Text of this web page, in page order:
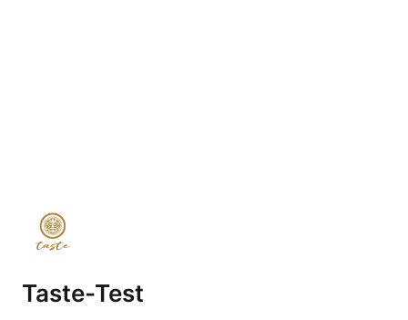
Taste-Test